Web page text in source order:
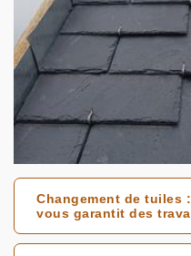
Changement de tuiles
vous garantit des